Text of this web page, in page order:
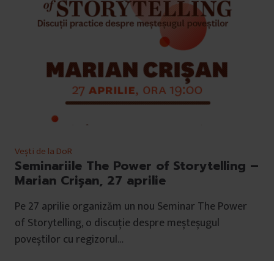
Vești de la DoR
Seminariile The Power of Storytelling –
Marian Crişan, 27 aprilie
Pe 27 aprilie organizăm un nou Seminar The Power
of Storytelling, o discuție despre meșteșugul
poveștilor cu regizorul…